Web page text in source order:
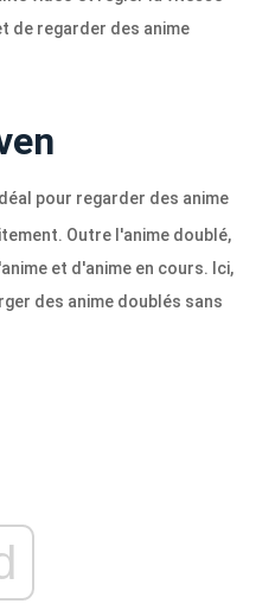
de regarder des anime
pour regarder des anime
Outre l'anime doublé,
et d'anime en cours. Ici,
des anime doublés sans